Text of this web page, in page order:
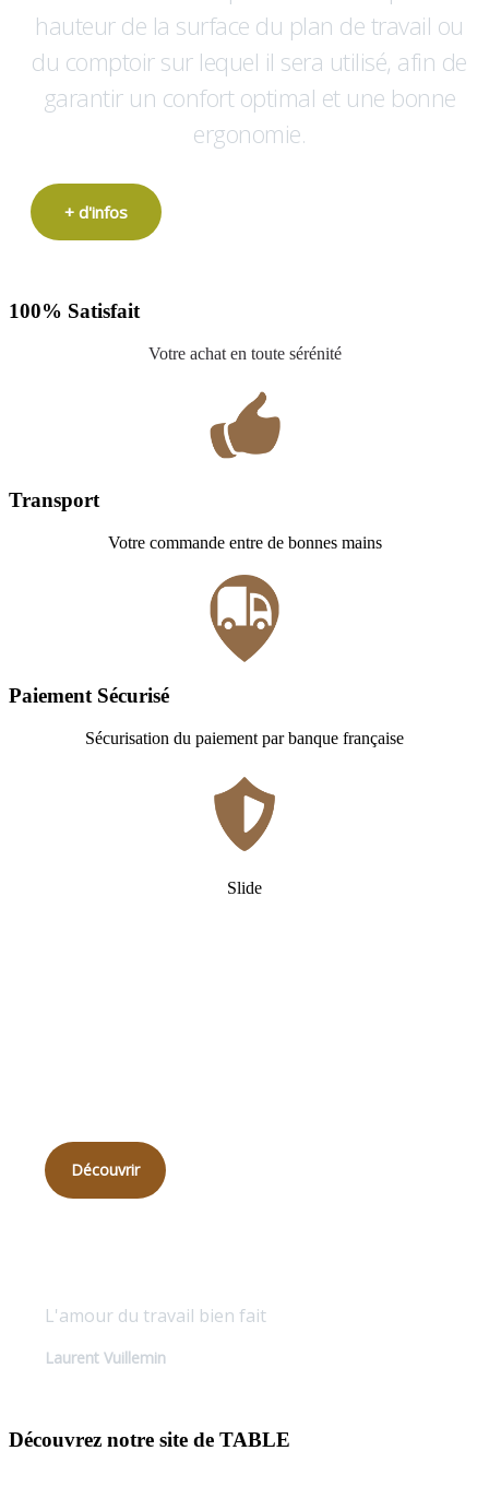
hauteur de la surface du plan de travail ou
du comptoir sur lequel il sera utilisé, afin de
garantir un confort optimal et une bonne
ergonomie.
+ d'infos
100% Satisfait
Votre achat en toute sérénité
Transport
Votre commande entre de bonnes mains
Paiement Sécurisé
Sécurisation du paiement par banque française
Slide
Découvrir
L'amour du travail bien fait
Laurent Vuillemin
Découvrez notre site de TABLE